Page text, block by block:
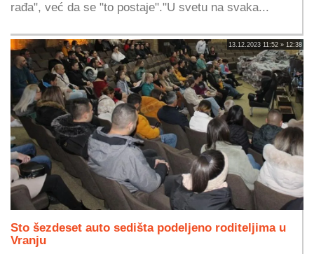
rađa", već da se "to postaje"."U svetu na svaka...
13.12.2023 11:52 » 12:38
Sto šezdeset auto sedišta podeljeno roditeljima u
Vranju